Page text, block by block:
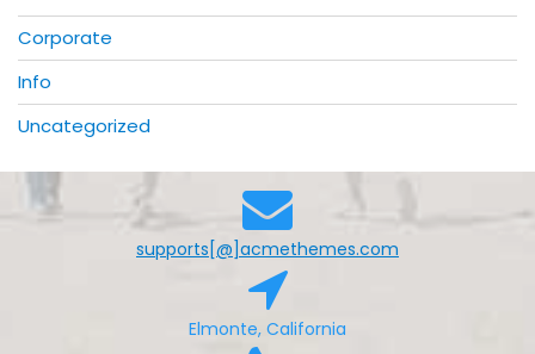
Corporate
Info
Uncategorized
supports[@]acmethemes.com
Elmonte, California